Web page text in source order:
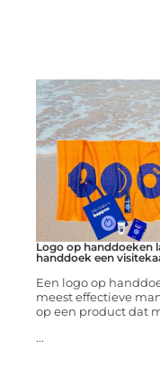
Logo op handdoeken
handdoek een
Een logo op
meest effectieve
op een product dat
...